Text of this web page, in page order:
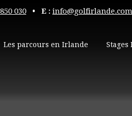
030 • E : info@golfirlande.com
Les parcours en Irlande Stages